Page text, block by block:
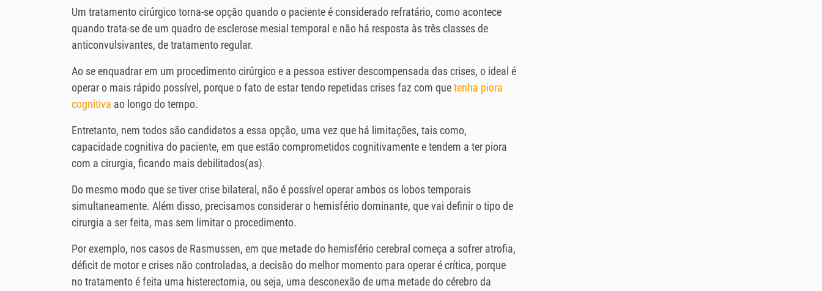
Um tratamento cirúrgico torna-se opção quando o paciente é considerado refratário, como acontece
quando trata-se de um quadro de esclerose mesial temporal e não há resposta às três classes de
anticonvulsivantes, de tratamento regular.
Ao se enquadrar em um procedimento cirúrgico e a pessoa estiver descompensada das crises, o ideal é
operar o mais rápido possível, porque o fato de estar tendo repetidas crises faz com quetenha piora
cognitiva ao longo do tempo.
Entretanto, nem todos são candidatos a essa opção, uma vez que há limitações, tais como,
capacidade cognitiva do paciente, em que estão comprometidos cognitivamente e tendem a ter piora
com a cirurgia, ficando mais debilitados(as).
Do mesmo modo que se tiver crise bilateral, não é possível operar ambos os lobos temporais
simultaneamente. Além disso, precisamos considerar o hemisfério dominante, que vai definir o tipo de
cirurgia a ser feita, mas sem limitar o procedimento.
Por exemplo, nos casos de Rasmussen, em que metade do hemisfério cerebral começa a sofrer atrofia,
déficit de motor e crises não controladas, a decisão do melhor momento para operar é crítica, porque
no tratamento é feita uma histerectomia, ou seja, uma desconexão de uma metade do cérebro da